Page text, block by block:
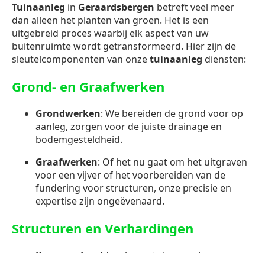
Tuinaanleg in Geraardsbergen betreft veel meer
dan alleen het planten van groen. Het is een
uitgebreid proces waarbij elk aspect van uw
buitenruimte wordt getransformeerd. Hier zijn de
sleutelcomponenten van onzetuinaanleg diensten:
Grond- en Graafwerken
Grondwerken: We bereiden de grond voor op
aanleg, zorgen voor de juiste drainage en
bodemgesteldheid.
Graafwerken: Of het nu gaat om het uitgraven
voor een vijver of het voorbereiden van de
fundering voor structuren, onze precisie en
expertise zijn ongeëvenaard.
Structuren en Verhardingen